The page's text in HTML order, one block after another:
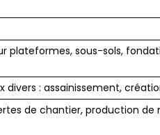
plateformes, sous-sols,
: assainissement,
de chantier, production